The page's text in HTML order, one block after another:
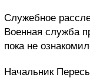
Служебное
Военная служба
пока не
Начальник